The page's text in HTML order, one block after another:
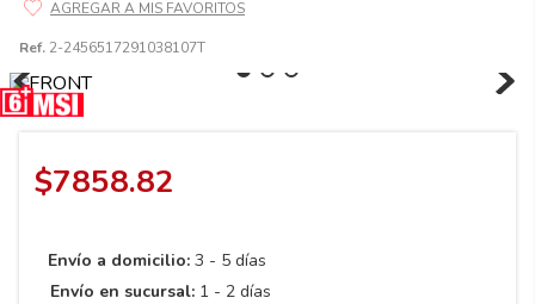
Ref. 2-2456517291038107T
$7858.82
Envío a domicilio: 3 - 5 días
Envío en sucursal: 1 - 2 días
6 205